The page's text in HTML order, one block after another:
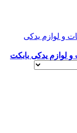
و لوازم یدکی بابکت